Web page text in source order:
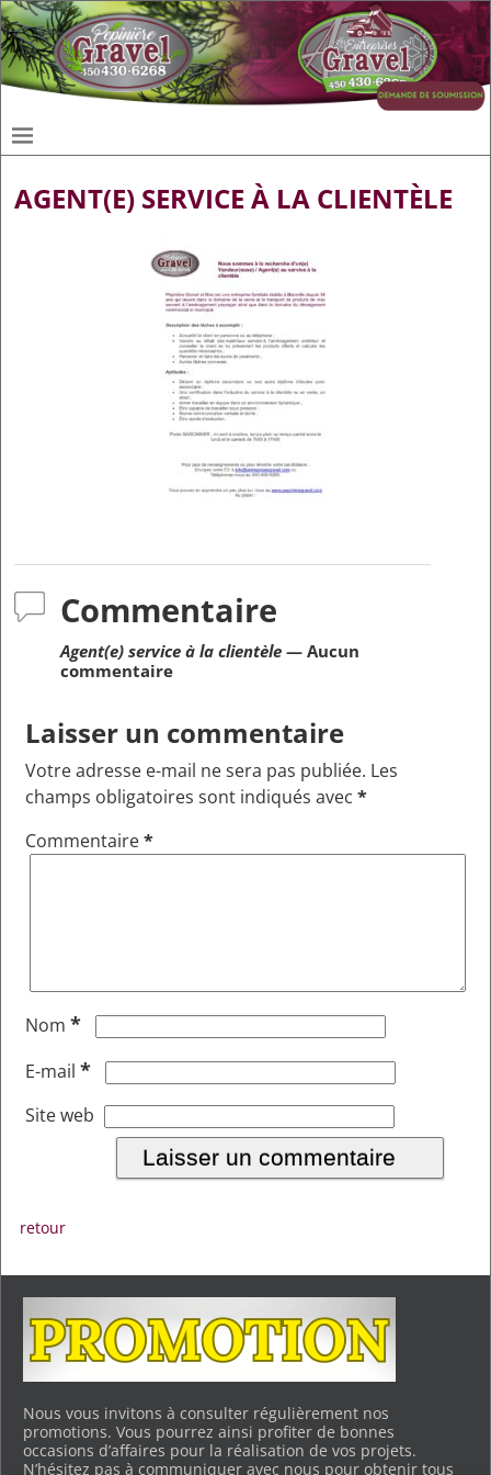
AGENT(E) SERVICE À LA CLIENTÈLE
Commentaire
Agent(e) service à la clientèle— Aucun
commentaire
Laisser un commentaire
Votre adresse e-mail ne sera pas publiée. Les
champs obligatoires sont indiqués avec*
Commentaire*
Nom*
E-mail*
Site web
retour
Nous vous invitons à consulter régulièrement nos
promotions. Vous pourrez ainsi profiter de bonnes
occasions d’affaires pour la réalisation de vos projets.
N’hésitez pas à communiquer avec nous pour obtenir tous